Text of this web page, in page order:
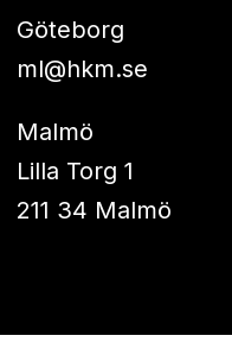
Göteborg
ml@hkm.se
Malmö
Lilla Torg 1
211 34 Malmö